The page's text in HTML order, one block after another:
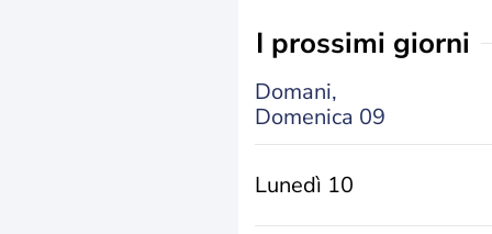
i prossimi giorni
Domani,
Domenica 09
Lunedì 10